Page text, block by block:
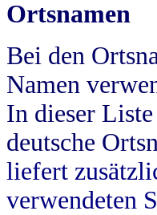
Ortsnamen
Bei den
Namen
In dieser
deutsche
liefert
verwendeten